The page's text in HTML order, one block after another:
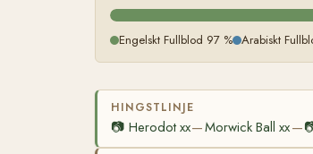
Engelskt Fullblod 97 % Arabiskt
HINGSTLINJE
📷 Herodot xx—Morwick Ball xx—